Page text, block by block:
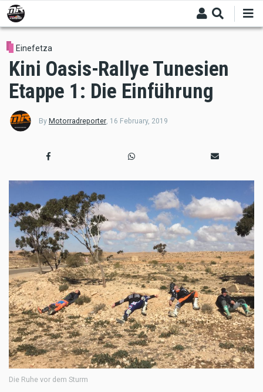
Skip
to
main
content
Einefetza
Kini Oasis-Rallye Tunesien
Etappe 1: Die Einführung
By Motorradreporter, 16 February, 2019
Die Ruhe vor dem Sturm